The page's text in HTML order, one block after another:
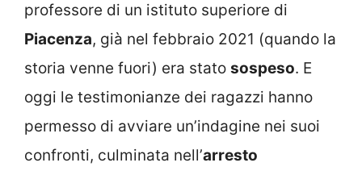
professore di un istituto superiore di
Piacenza, già nel febbraio 2021 (quando la
storia venne fuori) era stato sospeso. E
oggi le testimonianze dei ragazzi hanno
permesso di avviare un’indagine nei suoi
confronti, culminata nell’arresto